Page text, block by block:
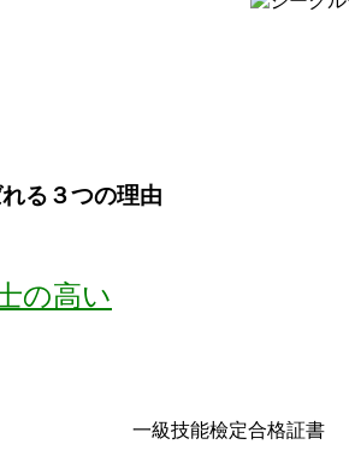
る３つの理由
の高い
一級技能檢定合格証書